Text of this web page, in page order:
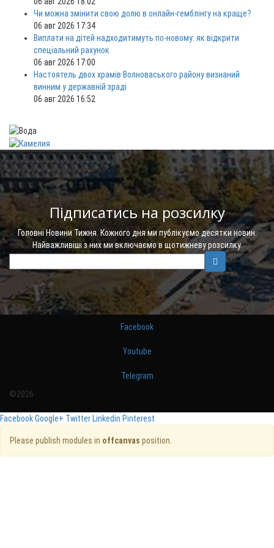
Чи можна змінити свою долю в онлайн-гемблінгу на краще?
06 авг 2026 17:34
Виплати на дітей надходитимуть по-новому: як відкрити
спеціальний рахунок
06 авг 2026 17:00
Настоятель двох храмів Волноваського району визнаний
винним у державній зраді
06 авг 2026 16:52
Підписатись на розсилку
Головні Новини Тижня. Кожного дня ми публікуємо десятки новин.
Найважливіші з них ми включаємо в щотижневу розсилку.
Facebook
Youtube
Telegram
©2026
FacebookGoogle+ Twitter Linkedin Pinterest
Please publish modules in offcanvas position.